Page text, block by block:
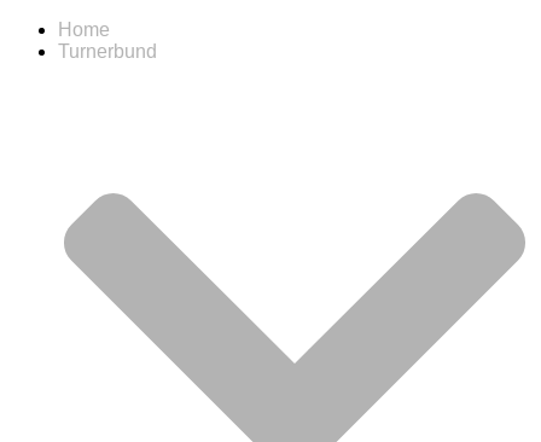
Home
Turnerbund